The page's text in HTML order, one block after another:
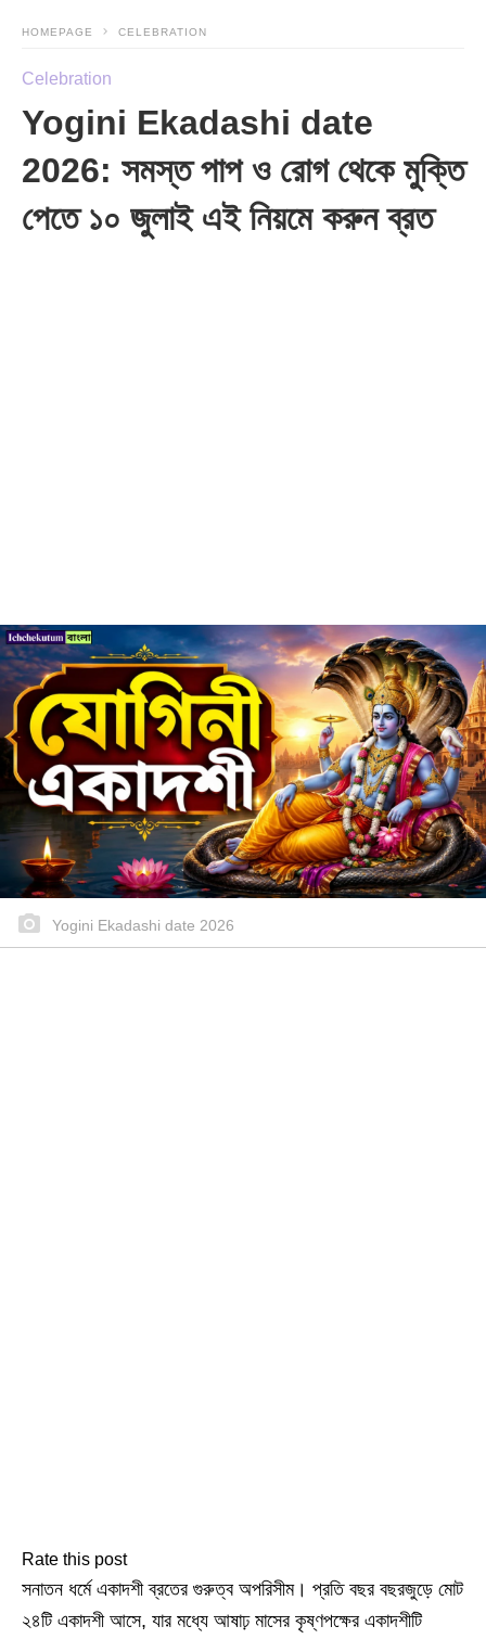
HOMEPAGE CELEBRATION
Celebration
Yogini Ekadashi date
2026: সমস্ত পাপ ও রোগ থেকে মুক্তি
পেতে ১০ জুলাই এই নিয়মে করুন ব্রত
Yogini Ekadashi date 2026
Rate this post
সনাতন ধর্মে একাদশী ব্রতের গুরুত্ব অপরিসীম। প্রতি বছর বছরজুড়ে মোট
২৪টি একাদশী আসে, যার মধ্যে আষাঢ় মাসের কৃষ্ণপক্ষের একাদশীটি